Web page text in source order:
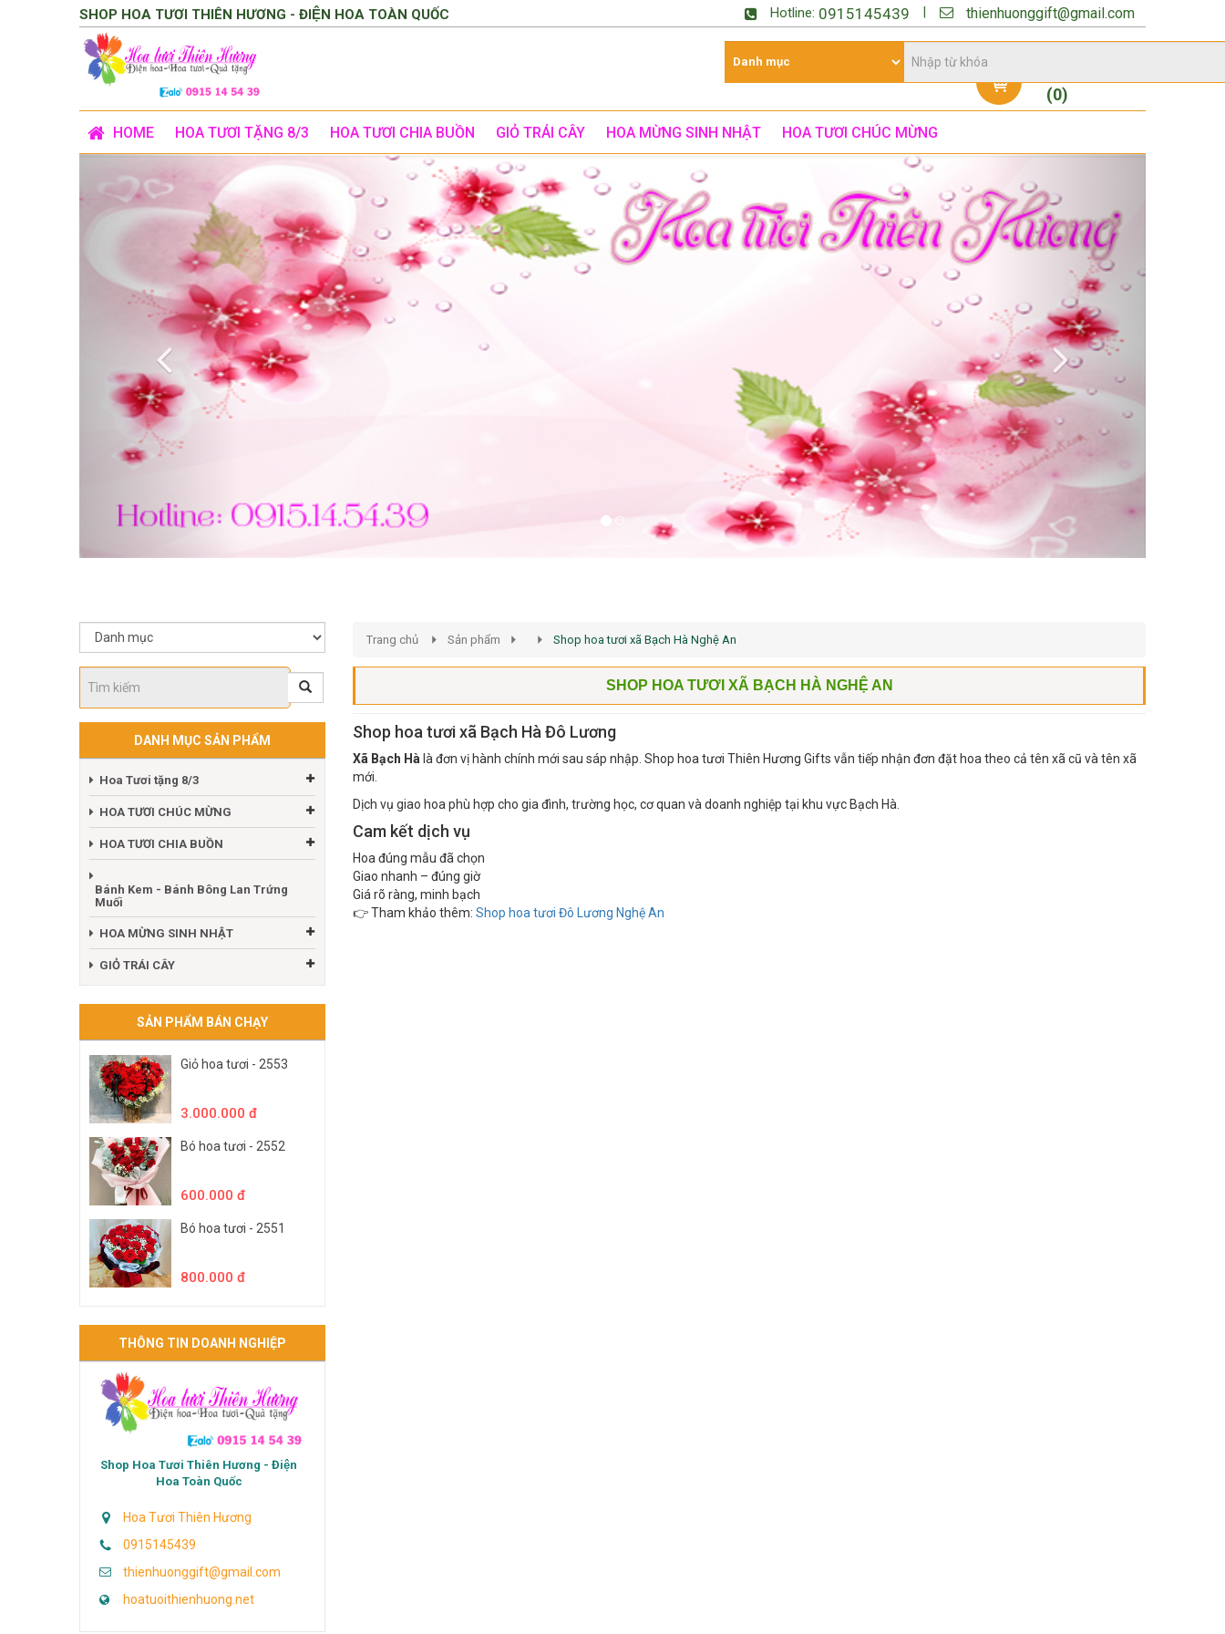
SHOP HOA TƯƠI THIÊN HƯƠNG - ĐIỆN HOA TOÀN QUỐC Hotline: 0915145439 thienhuonggift@gmail.com
(0)
HOME HOA TƯƠI TẶNG 8/3 HOA TƯƠI CHIA BUỒN GIỎ TRÁI CÂY HOA MỪNG SINH NHẬT HOA TƯƠI CHÚC MỪNG
Previous
DANH MỤC SẢN PHẨM
Hoa Tươi tặng 8/3
HOA TƯƠI CHÚC MỪNG
HOA TƯƠI CHIA BUỒN
Bánh Kem - Bánh Bông Lan Trứng
Muối
HOA MỪNG SINH NHẬT
GIỎ TRÁI CÂY
SẢN PHẨM BÁN CHẠY
Giỏ hoa tươi - 2553
3.000.000 đ
Bó hoa tươi - 2552
600.000 đ
Bó hoa tươi - 2551
800.000 đ
THÔNG TIN DOANH NGHIỆP
Shop Hoa Tươi Thiên Hương - Điện
Hoa Toàn Quốc
Hoa Tươi Thiên Hương
0915145439
thienhuonggift@gmail.com
hoatuoithienhuong.net
Trang chủ Sản phẩm Shop hoa tươi xã Bạch Hà Nghệ An
SHOP HOA TƯƠI XÃ BẠCH HÀ NGHỆ AN
Shop hoa tươi xã Bạch Hà Đô Lương
Xã Bạch Hà là đơn vị hành chính mới sau sáp nhập. Shop hoa tươi Thiên Hương Gifts vẫn tiếp nhận đơn đặt hoa theo cả tên xã cũ và tên xã
mới.
Dịch vụ giao hoa phù hợp cho gia đình, trường học, cơ quan và doanh nghiệp tại khu vực Bạch Hà.
Cam kết dịch vụ
Hoa đúng mẫu đã chọn
Giao nhanh – đúng giờ
Giá rõ ràng, minh bạch
👉 Tham khảo thêm: Shop hoa tươi Đô Lương Nghệ An